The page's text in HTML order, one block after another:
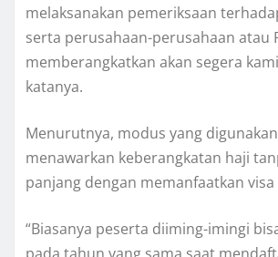
melaksanakan pemeriksaan
serta perusahaan-perusahaan atau
memberangkatkan akan segera
katanya.
Menurutnya, modus yang
menawarkan keberangkatan haji
panjang dengan memanfaatkan
“Biasanya peserta diiming-imingi